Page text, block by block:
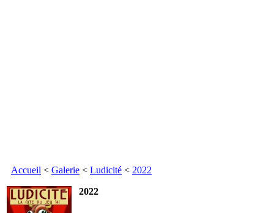
Accueil < Galerie < Ludicité < 2022
2022